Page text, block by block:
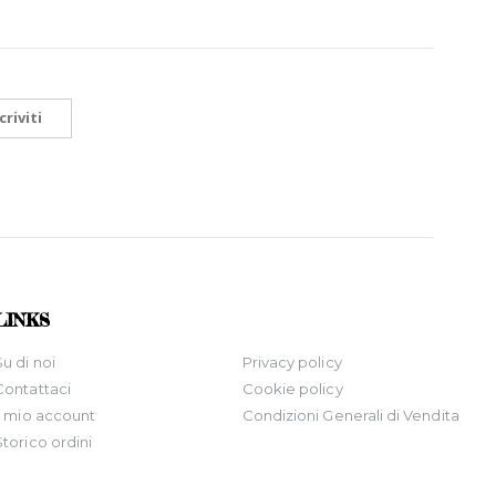
di noi
mio account
ordini
Privacy policy
Cookie policy
Condizioni Generali di Vendita